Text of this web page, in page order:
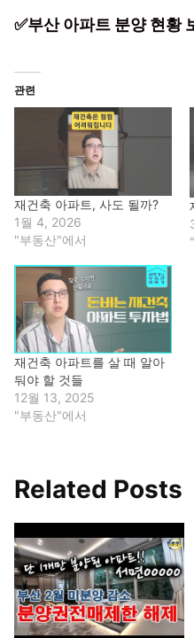
✅부산 아파트 분양 현황
관련
재건축 아파트, 사도 될까?
1월 4, 2026
"부동산"에서
재건축 아파트를 살 때 알아
둬야 할 것들
12월 13, 2025
"부동산"에서
Related Posts